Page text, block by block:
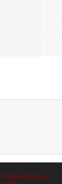
Simple Machines